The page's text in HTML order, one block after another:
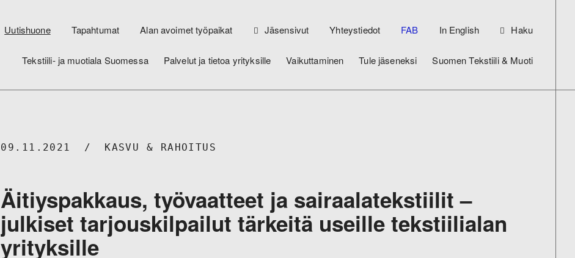
Uutishuone Tapahtumat Alan avoimet työpaikat Jäsensivut Yhteystiedot FAB In English Haku
Tekstiili- ja muotiala Suomessa Palvelut ja tietoa yrityksille Vaikuttaminen Tule jäseneksi Suomen Tekstiili & Muoti
09.11.2021 KASVU & RAHOITUS
Äitiyspakkaus, työvaatteet ja sairaalatekstiilit –
julkiset tarjouskilpailut tärkeitä useille tekstiilialan
yrityksille